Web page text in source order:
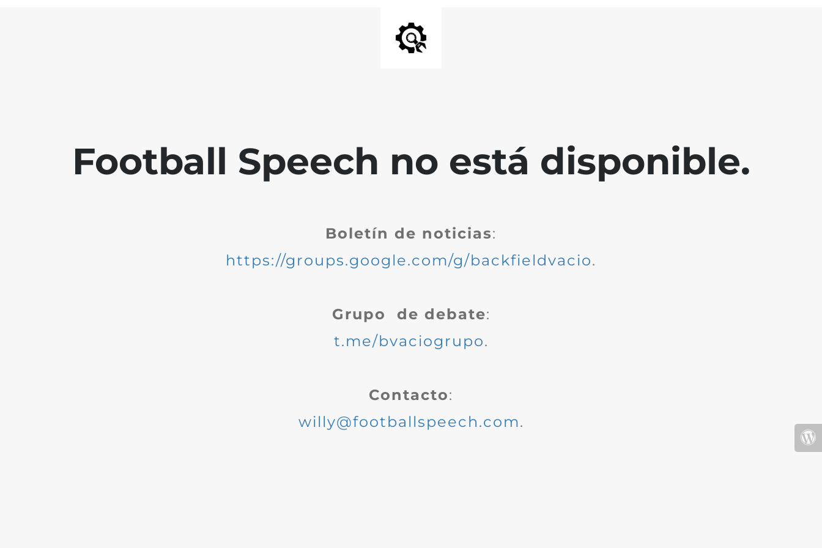
Football Speech no está disponible.
Boletín de noticias:
https://groups.google.com/g/backfieldvacio.
Grupo de debate:
t.me/bvaciogrupo.
Contacto:
willy@footballspeech.com.